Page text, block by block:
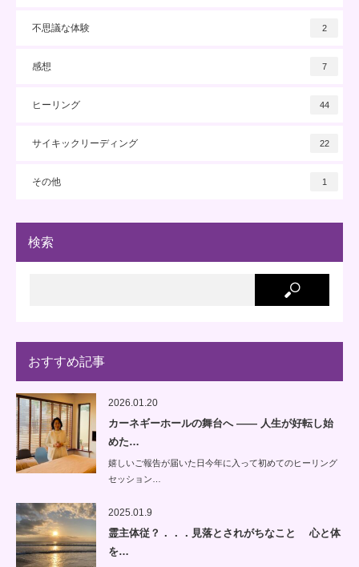
不思議な体験 2
感想 7
ヒーリング 44
サイキックリーディング 22
その他 1
検索
おすすめ記事
2026.01.20
カーネギーホールの舞台へ —— 人生が好転し始
めた…
嬉しいご報告が届いた日今年に入って初めてのヒーリング
セッション…
2025.01.9
霊主体従？．．．見落とされがちなこと 心と体
を…